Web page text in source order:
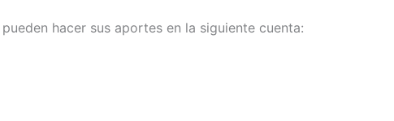
hacer sus aportes en la siguiente cuenta: